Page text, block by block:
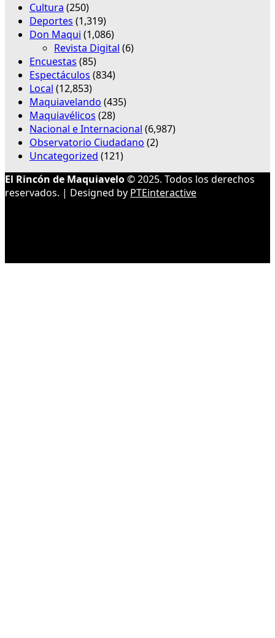
Cultura (250)
Deportes (1,319)
Don Maqui (1,086)
Revista Digital (6)
Encuestas (85)
Espectáculos (834)
Local (12,853)
Maquiavelando (435)
Maquiavélicos (28)
Nacional e Internacional (6,987)
Observatorio Ciudadano (2)
Uncategorized (121)
El Rincón de Maquiavelo© 2025. Todos los derechos
reservados. | Designed by PTEinteractive